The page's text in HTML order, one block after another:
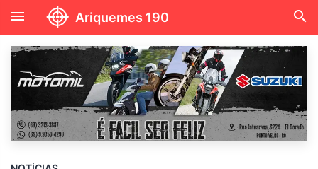
menu Ariquemes 190 search